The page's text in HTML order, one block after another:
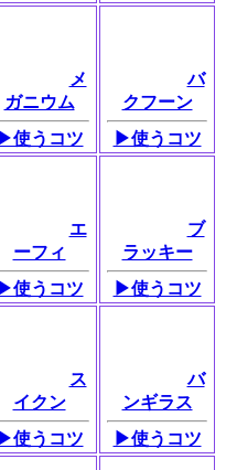
メ
ガニウム
▶使うコツ
バ
クフーン
▶使うコツ
エ
ーフィ
▶使うコツ
ブ
ラッキー
▶使うコツ
ス
イクン
▶使うコツ
バ
ンギラス
▶使うコツ